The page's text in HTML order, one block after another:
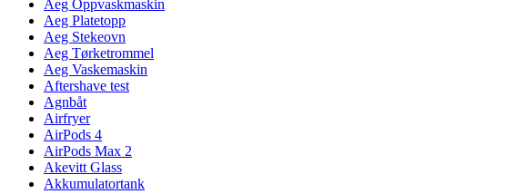
Aeg Oppvaskmaskin
Aeg Platetopp
Aeg Stekeovn
Aeg Tørketrommel
Aeg Vaskemaskin
Aftershave test
Agnbåt
Airfryer
AirPods 4
AirPods Max 2
Akevitt Glass
Akkumulatortank